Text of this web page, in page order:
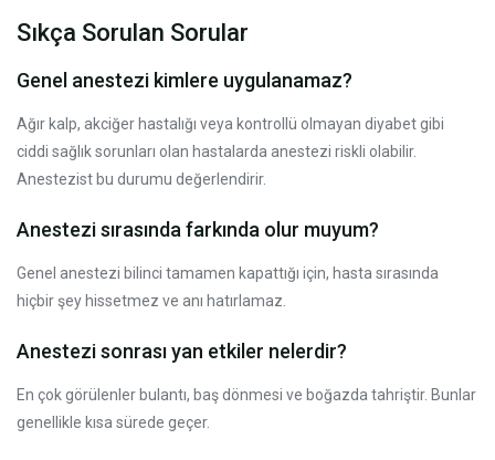
Sıkça Sorulan Sorular
Genel anestezi kimlere uygulanamaz?
Ağır kalp, akciğer hastalığı veya kontrollü olmayan diyabet gibi
ciddi sağlık sorunları olan hastalarda anestezi riskli olabilir.
Anestezist bu durumu değerlendirir.
Anestezi sırasında farkında olur muyum?
Genel anestezi bilinci tamamen kapattığı için, hasta sırasında
hiçbir şey hissetmez ve anı hatırlamaz.
Anestezi sonrası yan etkiler nelerdir?
En çok görülenler bulantı, baş dönmesi ve boğazda tahriştir. Bunlar
genellikle kısa sürede geçer.